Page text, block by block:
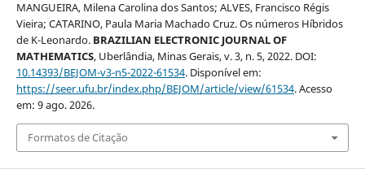
MANGUEIRA, Milena Carolina dos Santos; ALVES, Francisco Régis
Vieira; CATARINO, Paula Maria Machado Cruz. Os números Híbridos
de K-Leonardo. BRAZILIAN ELECTRONIC JOURNAL OF
MATHEMATICS, Uberlândia, Minas Gerais, v. 3, n. 5, 2022. DOI:
10.14393/BEJOM-v3-n5-2022-61534. Disponível em:
https://seer.ufu.br/index.php/BEJOM/article/view/61534. Acesso
em: 9 ago. 2026.
Formatos de Citação